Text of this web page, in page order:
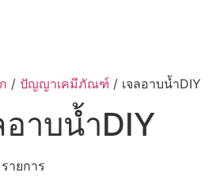
/ ปัญญาเคมีภัณฑ์ / เจลอาบน้ำDIY
อาบน้ำDIY
ายการ